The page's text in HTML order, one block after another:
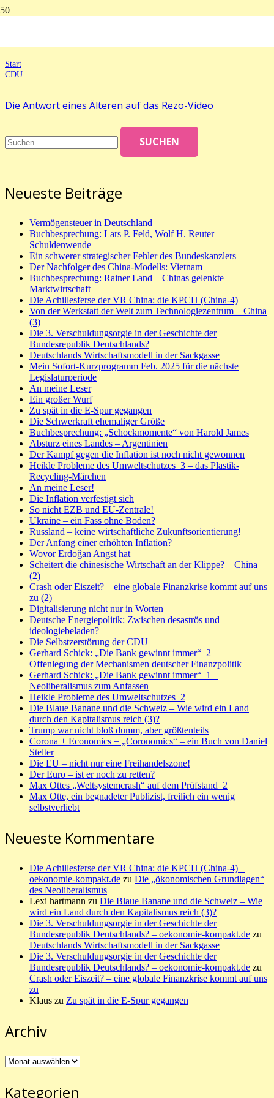
Start
CDU
Die Antwort eines Älteren auf das Rezo-Video
nach:
Neueste Beiträge
Vermögensteuer in Deutschland
Buchbesprechung: Lars P. Feld, Wolf H. Reuter –
Schuldenwende
Ein schwerer strategischer Fehler des Bundeskanzlers
Der Nachfolger des China-Modells: Vietnam
Buchbesprechung: Rainer Land – Chinas gelenkte
Marktwirtschaft
Die Achillesferse der VR China: die KPCH (China-4)
Von der Werkstatt der Welt zum Technologiezentrum – China
(3)
Die 3. Verschuldungsorgie in der Geschichte der
Bundesrepublik Deutschlands?
Deutschlands Wirtschaftsmodell in der Sackgasse
Mein Sofort-Kurzprogramm Feb. 2025 für die nächste
Legislaturperiode
An meine Leser
Ein großer Wurf
Zu spät in die E-Spur gegangen
Die Schwerkraft ehemaliger Größe
Buchbesprechung: „Schockmomente“ von Harold James
Absturz eines Landes – Argentinien
Der Kampf gegen die Inflation ist noch nicht gewonnen
Heikle Probleme des Umweltschutzes_3 – das Plastik-
Recycling-Märchen
An meine Leser!
Die Inflation verfestigt sich
So nicht EZB und EU-Zentrale!
Ukraine – ein Fass ohne Boden?
Russland – keine wirtschaftliche Zukunftsorientierung!
Der Anfang einer erhöhten Inflation?
Wovor Erdoğan Angst hat
Scheitert die chinesische Wirtschaft an der Klippe? – China
(2)
Crash oder Eiszeit? – eine globale Finanzkrise kommt auf uns
zu (2)
Digitalisierung nicht nur in Worten
Deutsche Energiepolitik: Zwischen desaströs und
ideologiebeladen?
Die Selbstzerstörung der CDU
Gerhard Schick: „Die Bank gewinnt immer“_2 –
Offenlegung der Mechanismen deutscher Finanzpolitik
Gerhard Schick: „Die Bank gewinnt immer“_1 –
Neoliberalismus zum Anfassen
Heikle Probleme des Umweltschutzes_2
Die Blaue Banane und die Schweiz – Wie wird ein Land
durch den Kapitalismus reich (3)?
Trump war nicht bloß dumm, aber größtenteils
Corona + Economics = „Coronomics“ – ein Buch von Daniel
Stelter
Die EU – nicht nur eine Freihandelszone!
Der Euro – ist er noch zu retten?
Max Ottes „Weltsystemcrash“ auf dem Prüfstand_2
Max Otte, ein begnadeter Publizist, freilich ein wenig
selbstverliebt
Neueste Kommentare
Die Achillesferse der VR China: die KPCH (China-4) –
oekonomie-kompakt.de zu Die „ökonomischen Grundlagen“
des Neoliberalismus
Lexi hartmann zu Die Blaue Banane und die Schweiz – Wie
wird ein Land durch den Kapitalismus reich (3)?
Die 3. Verschuldungsorgie in der Geschichte der
Bundesrepublik Deutschlands? – oekonomie-kompakt.de zu
Deutschlands Wirtschaftsmodell in der Sackgasse
Die 3. Verschuldungsorgie in der Geschichte der
Bundesrepublik Deutschlands? – oekonomie-kompakt.de zu
Crash oder Eiszeit? – eine globale Finanzkrise kommt auf uns
zu
Klaus zu Zu spät in die E-Spur gegangen
Archiv
Archiv
Kategorien